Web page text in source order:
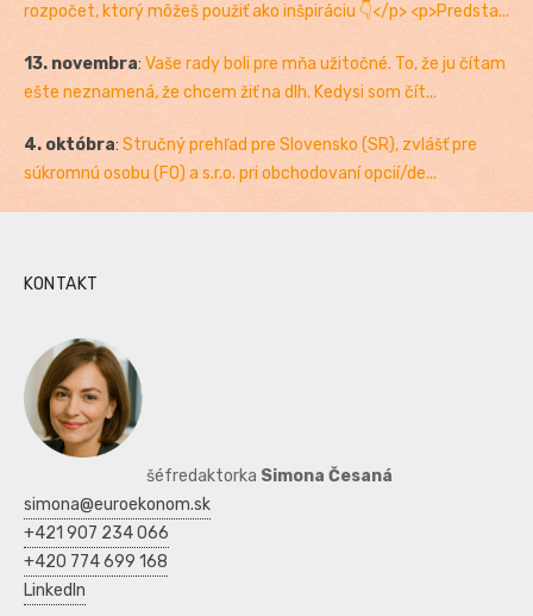
rozpočet, ktorý môžeš použiť ako inšpiráciu 👇</p> <p>Predsta...
13. novembra: Vaše rady boli pre mňa užitočné. To, že ju čítam
ešte neznamená, že chcem žiť na dlh. Kedysi som čít...
4. októbra: Stručný prehľad pre Slovensko (SR), zvlášť pre
súkromnú osobu (FO) a s.r.o. pri obchodovaní opcií/de...
KONTAKT
šéfredaktorka Simona Česaná
simona@euroekonom.sk
+421 907 234 066
+420 774 699 168
LinkedIn